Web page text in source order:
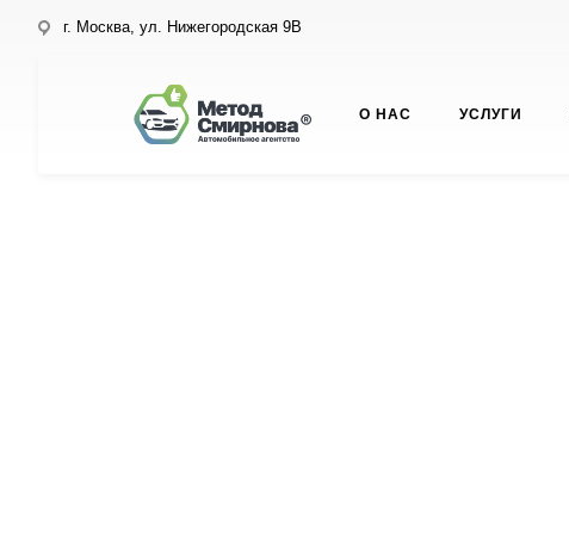
г. Москва, ул. Нижегородская 9В
О НАС УСЛУГИ